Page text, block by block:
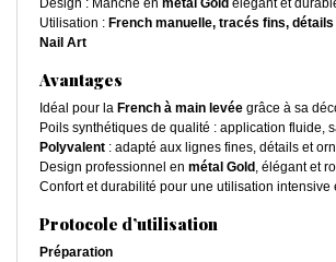
Design : Manche en métal Gold élégant et
Utilisation : French manuelle, tracés fins,
Nail Art
Avantages
Idéal pour la French à main levée grâce à sa
Poils synthétiques de qualité : application fluide,
Polyvalent : adapté aux lignes fines, détails et
Design professionnel en métal Gold , élégant et
Confort et durabilité pour une utilisation intensive
Protocole d’utilisation
Préparation